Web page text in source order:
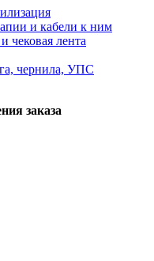
и кабели к ним
чековая лента
чернила, УПС
заказа